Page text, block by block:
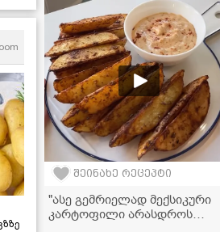
უმარტივესად მზადდება!
შეინახე რეცეპტი
"ასე გემრიელად მექსიკური
კარტოფილი არასდროს